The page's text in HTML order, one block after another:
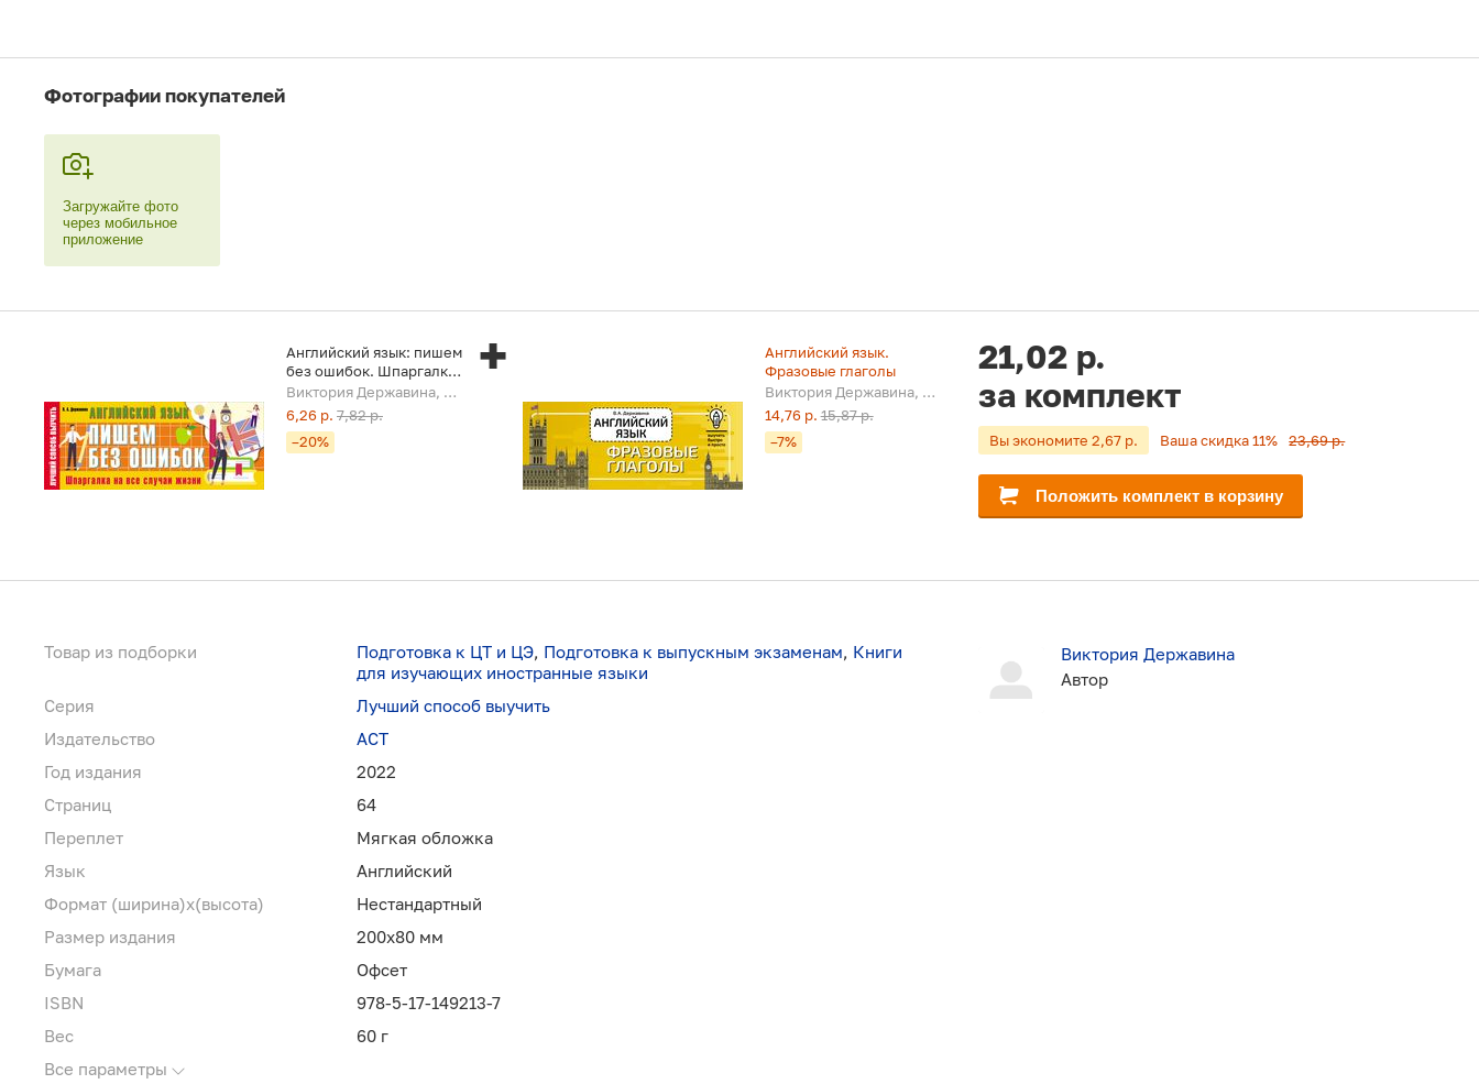
Фотографии покупателей
Загружайте фото
через мобильное
приложение
Английский язык: пишем
без ошибок. Шпаргалка
на все случаи жизни
Виктория Державина, 2022
6,26 р. 7,82 р.
–20%
Английский язык.
Фразовые глаголы
Виктория Державина, 2022
14,76 р. 15,87 р.
–7%
21,02 р.
за комплект
Вы экономите 2,67 р. Ваша скидка 11% 23,69 р.
Положить комплект в корзину
Товар из подборки Подготовка к ЦТ и ЦЭ, Подготовка к выпускным экзаменам, Книги
для изучающих иностранные языки
Серия
Лучший способ выучить
Издательство
АСТ
Год издания
2022
Страниц
64
Переплет
Мягкая обложка
Язык
Английский
Формат (ширина)х(высота)
Нестандартный
Размер издания
200х80 мм
Бумага
Офсет
ISBN
978-5-17-149213-7
Вес
60 г
Все параметры
Виктория Державина
Автор